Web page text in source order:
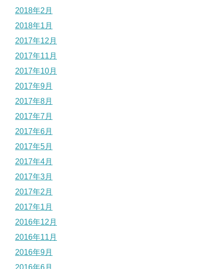
2018年2月
2018年1月
2017年12月
2017年11月
2017年10月
2017年9月
2017年8月
2017年7月
2017年6月
2017年5月
2017年4月
2017年3月
2017年2月
2017年1月
2016年12月
2016年11月
2016年9月
2016年6月